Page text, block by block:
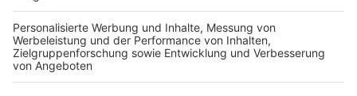
TOP-PARTNER